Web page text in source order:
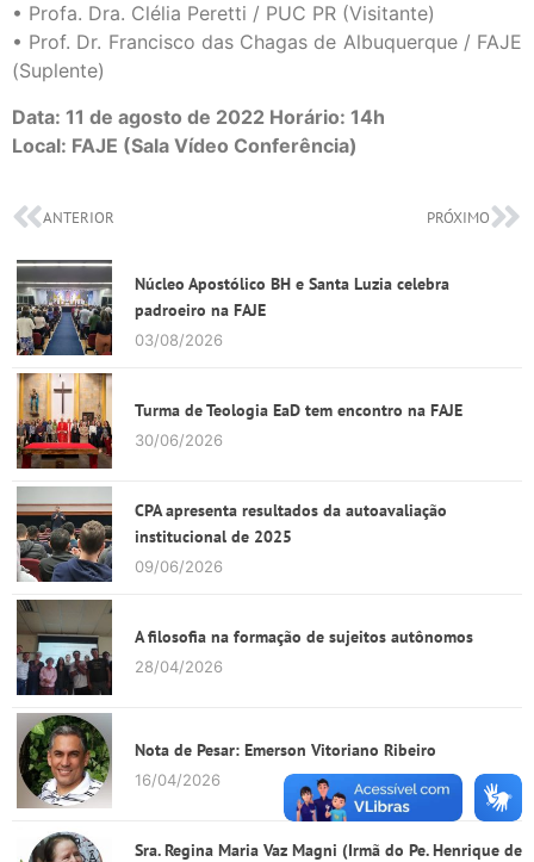
• Profa. Dra. Clélia Peretti / PUC PR (Visitante)
• Prof. Dr. Francisco das Chagas de Albuquerque / FAJE
(Suplente)
Data: 11 de agosto de 2022 Horário: 14h
Local: FAJE (Sala Vídeo Conferência)
ANTERIOR PRÓXIMO
Núcleo Apostólico BH e Santa Luzia celebra
padroeiro na FAJE
03/08/2026
Turma de Teologia EaD tem encontro na FAJE
30/06/2026
CPA apresenta resultados da autoavaliação
institucional de 2025
09/06/2026
A filosofia na formação de sujeitos autônomos
28/04/2026
Nota de Pesar: Emerson Vitoriano Ribeiro
16/04/2026
Sra. Regina Maria Vaz Magni (Irmã do Pe. Henrique de